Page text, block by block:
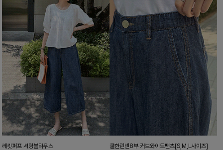
레킷퍼프 셔링블라우스 쿨한린넨8부 커브와이드팬츠[S,M,L사이즈]